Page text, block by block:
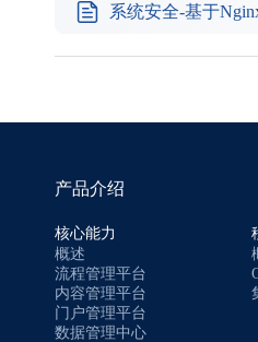
系统安全-基于
产品介绍
核心能力
概述
流程管理平台
内容管理平台
门户管理平台
数据管理中心